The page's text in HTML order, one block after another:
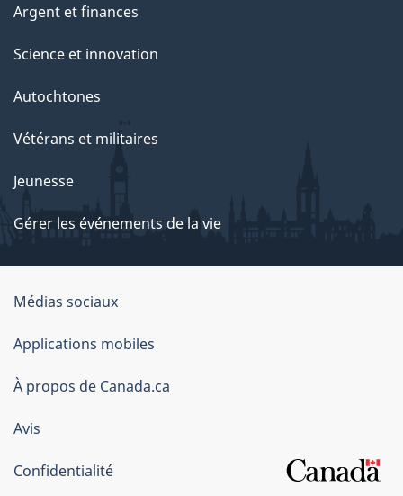
Argent et finances
Science et innovation
Autochtones
Vétérans et militaires
Jeunesse
Gérer les événements de la vie
Organisation
du
gouvernement
du
Canada
Médias sociaux
Applications mobiles
À propos de Canada.ca
Avis
Confidentialité